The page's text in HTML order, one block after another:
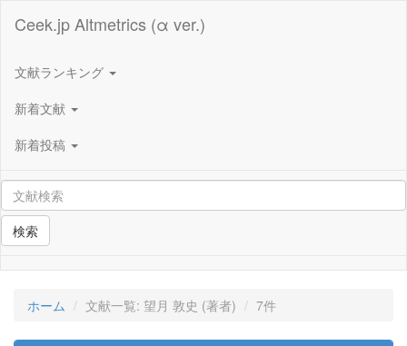
Ceek.jp Altmetrics (α ver.)
文献ランキング
新着文献
新着投稿
検索
ホーム 文献一覧: 望月 敦史 (著者) 7件